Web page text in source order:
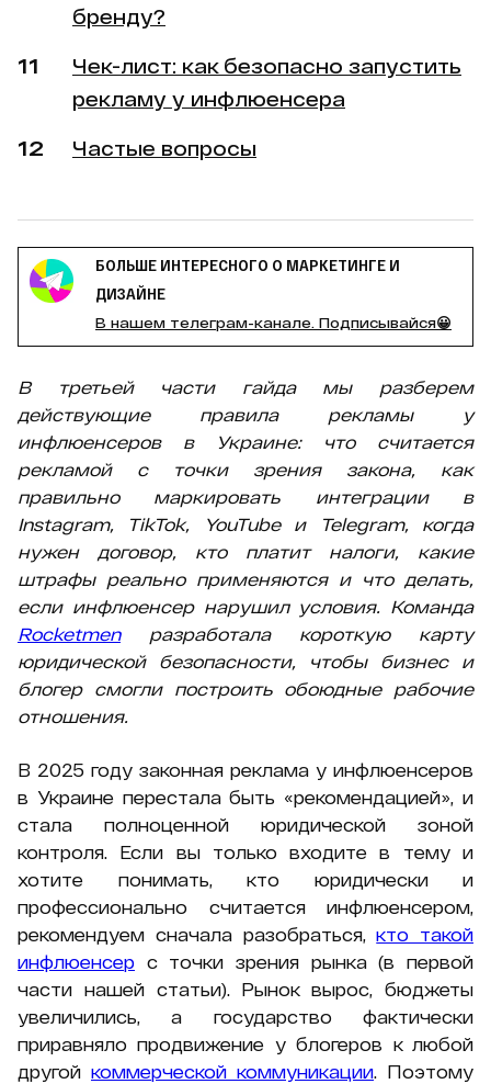
бренду?
Чек-лист: как безопасно запустить
рекламу у инфлюенсера
Частые вопросы
БОЛЬШЕ ИНТЕРЕСНОГО О МАРКЕТИНГЕ И
ДИЗАЙНЕ
В нашем телеграм-канале. Подписывайся😀
В третьей части гайда мы разберем
действующие правила рекламы у
инфлюенсеров в Украине: что считается
рекламой с точки зрения закона, как
правильно маркировать интеграции в
Instagram, TikTok, YouTube и Telegram, когда
нужен договор, кто платит налоги, какие
штрафы реально применяются и что делать,
если инфлюенсер нарушил условия. Команда
Rocketmenразработала короткую карту
юридической безопасности, чтобы бизнес и
блогер смогли построить обоюдные рабочие
отношения.
В 2025 году законная реклама у инфлюенсеров
в Украине перестала быть «рекомендацией», и
стала полноценной юридической зоной
контроля. Если вы только входите в тему и
хотите понимать, кто юридически и
профессионально считается инфлюенсером,
рекомендуем сначала разобраться,кто такой
инфлюенсер с точки зрения рынка (в первой
части нашей статьи). Рынок вырос, бюджеты
увеличились, а государство фактически
приравняло продвижение у блогеров к любой
другой коммерческой коммуникации. Поэтому